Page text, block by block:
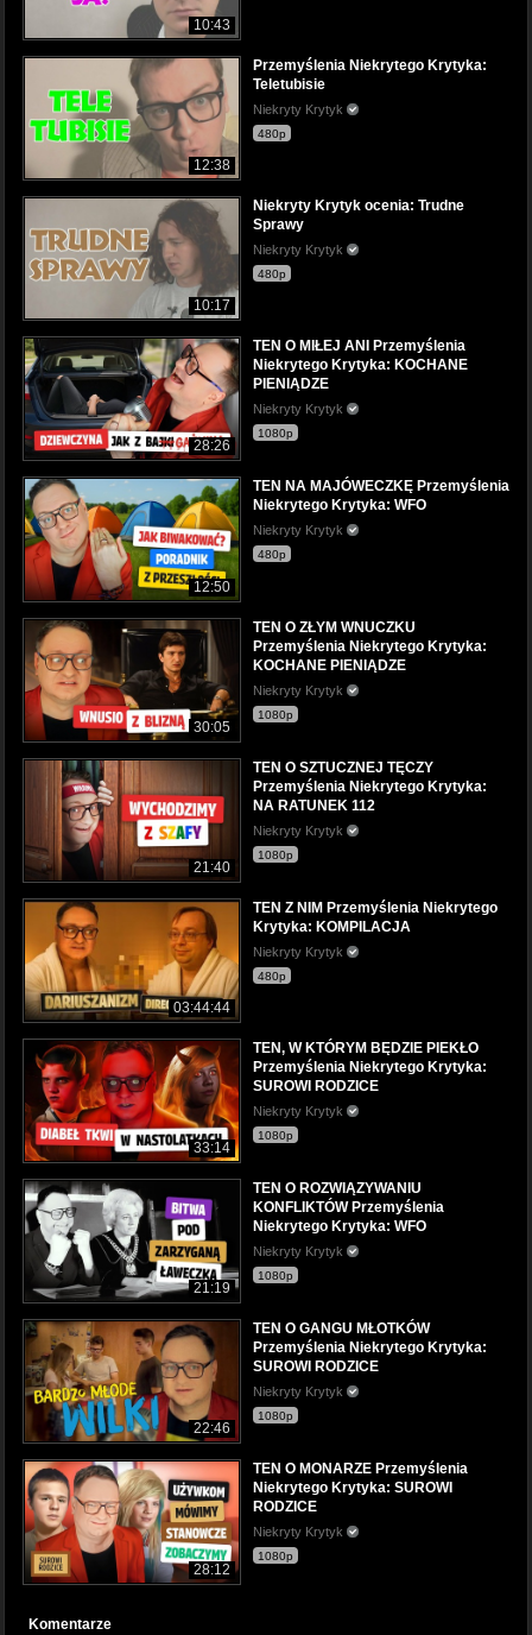
10:43
12:38
Przemyślenia Niekrytego Krytyka:
Teletubisie
Niekryty Krytyk
480p
10:17
Niekryty Krytyk ocenia: Trudne
Sprawy
Niekryty Krytyk
480p
28:26
TEN O MIŁEJ ANI Przemyślenia
Niekrytego Krytyka: KOCHANE
PIENIĄDZE
Niekryty Krytyk
1080p
12:50
TEN NA MAJÓWECZKĘ Przemyślenia
Niekrytego Krytyka: WFO
Niekryty Krytyk
480p
30:05
TEN O ZŁYM WNUCZKU
Przemyślenia Niekrytego Krytyka:
KOCHANE PIENIĄDZE
Niekryty Krytyk
1080p
21:40
TEN O SZTUCZNEJ TĘCZY
Przemyślenia Niekrytego Krytyka:
NA RATUNEK 112
Niekryty Krytyk
1080p
03:44:44
TEN Z NIM Przemyślenia Niekrytego
Krytyka: KOMPILACJA
Niekryty Krytyk
480p
33:14
TEN, W KTÓRYM BĘDZIE PIEKŁO
Przemyślenia Niekrytego Krytyka:
SUROWI RODZICE
Niekryty Krytyk
1080p
21:19
TEN O ROZWIĄZYWANIU
KONFLIKTÓW Przemyślenia
Niekrytego Krytyka: WFO
Niekryty Krytyk
1080p
22:46
TEN O GANGU MŁOTKÓW
Przemyślenia Niekrytego Krytyka:
SUROWI RODZICE
Niekryty Krytyk
1080p
28:12
TEN O MONARZE Przemyślenia
Niekrytego Krytyka: SUROWI
RODZICE
Niekryty Krytyk
1080p
Komentarze